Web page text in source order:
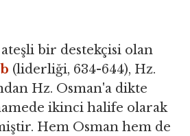
bir destekçisi olan
(liderliği, 634-644), Hz.
Hz. Osman'a dikte
ikinci halife olarak
Hem Osman hem de